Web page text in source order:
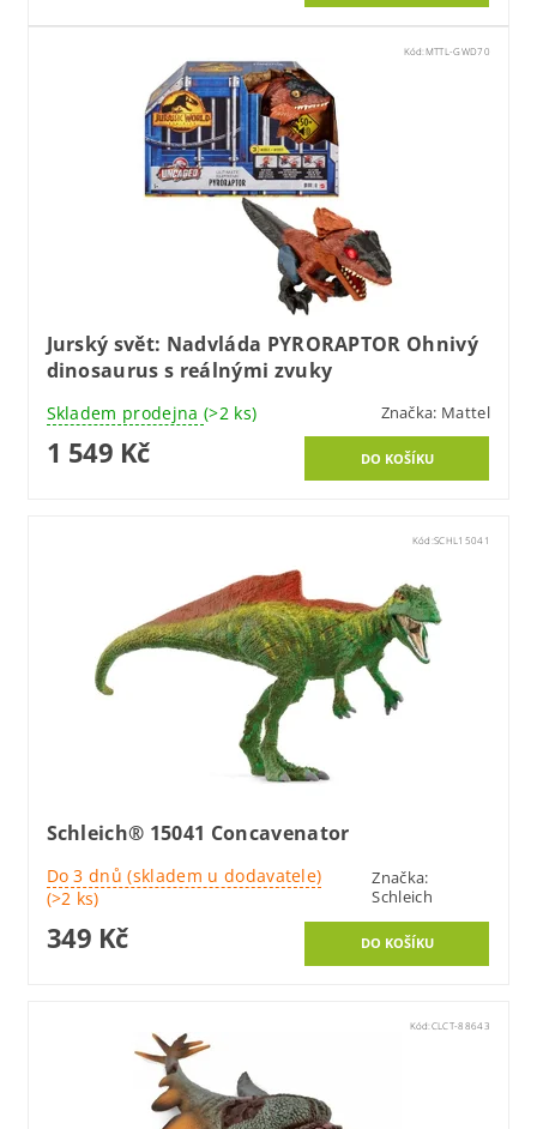
Kód: MTTL-GWD70
Jurský svět: Nadvláda PYRORAPTOR Ohnivý
dinosaurus s reálnými zvuky
Skladem prodejna (>2 ks) Značka: Mattel
1 549 Kč
Kód:SCHL15041
Schleich® 15041 Concavenator
Do 3 dnů (skladem u dodavatele)
(>2 ks)
Značka:
Schleich
349 Kč
Kód: CLCT-88643